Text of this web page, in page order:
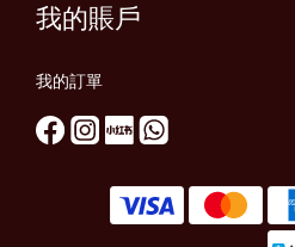
我的賬戶
我的訂單